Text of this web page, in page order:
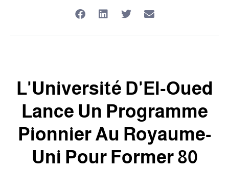
L'Université D'El-Oued
Lance Un Programme
Pionnier Au Royaume-
Uni Pour Former 80